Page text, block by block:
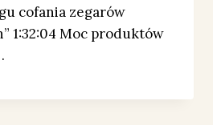
cofania zegarów
1:32:04 Moc produktów